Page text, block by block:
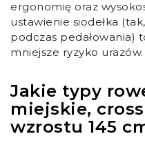
ergonomię oraz
ustawienie siodełka
podczas pedałowania)
mniejsze ryzyko urazów.
Jakie typy
miejskie,
wzrostu 145